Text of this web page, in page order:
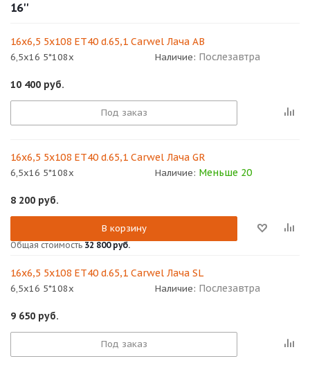
16''
16x6,5 5x108 ET40 d.65,1 Carwel Лача AB
6,5x16 5*108x Наличие: Послезавтра
10 400 руб.
Под заказ
16x6,5 5x108 ET40 d.65,1 Carwel Лача GR
6,5x16 5*108x Наличие: Меньше 20
8 200 руб.
В корзину
Общая стоимость 32 800 руб.
16x6,5 5x108 ET40 d.65,1 Carwel Лача SL
6,5x16 5*108x Наличие: Послезавтра
9 650 руб.
Под заказ